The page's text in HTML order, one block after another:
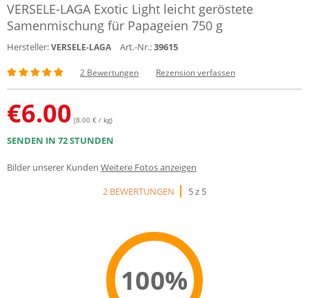
VERSELE-LAGA Exotic Light leicht geröstete
Samenmischung für Papageien 750 g
Hersteller:VERSELE-LAGA Art.-Nr.:39615
2 Bewertungen Rezension verfassen
€6.00 (8.00 € / kg)
SENDEN IN 72 STUNDEN
Bilder unserer Kunden Weitere Fotos anzeigen
2 BEWERTUNGEN
5 z 5
100%